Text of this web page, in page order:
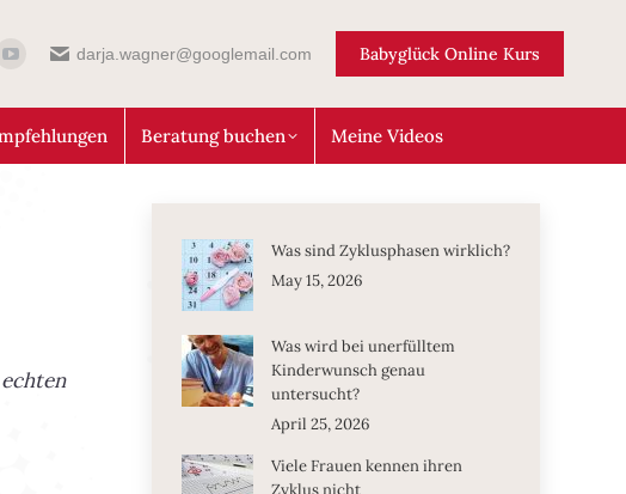
darja.wagner@googlemail.com Babyglück Online Kurs
Beratung buchen Meine Videos
Was sind Zyklusphasen wirklich?
May 15, 2026
Was wird bei unerfülltem
Kinderwunsch genau
untersucht?
April 25, 2026
Viele Frauen kennen ihren
Zyklus nicht